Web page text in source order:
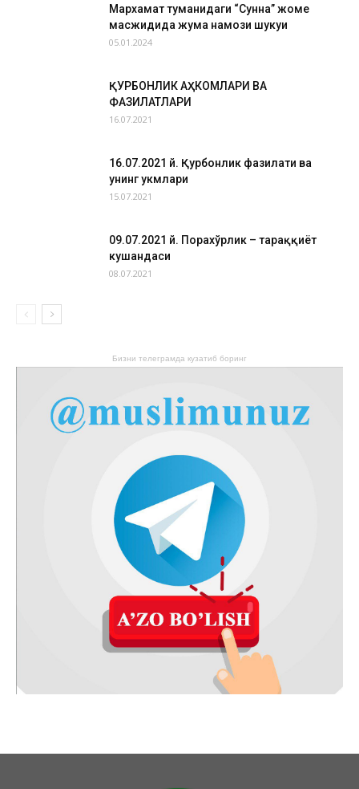
Мархамат туманидаги “Сунна” жоме
масжидида жума намози шукуҳи
05.01.2024
ҚУРБОНЛИК АҲКОМЛАРИ ВА
ФАЗИЛАТЛАРИ
16.07.2021
16.07.2021 й. Қурбонлик фазилати ва
унинг ҳукмлари
15.07.2021
09.07.2021 й. Порахўрлик – тараққиёт
кушандаси
08.07.2021
Бизни телеграмда кузатиб боринг